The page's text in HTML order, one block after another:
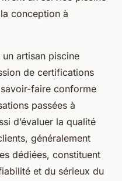
conception à
artisan piscine
de certifications
faire conforme
passées à
d’évaluer la qualité
généralement
dédiées, constituent
et du sérieux du